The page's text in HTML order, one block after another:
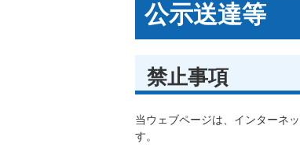
公示送達等
禁止事項
当ウェブページは、インターネ
す。